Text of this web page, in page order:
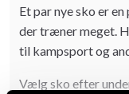
Et par nye sko er
der træner meget.
til kampsport og
Vælg sko efter